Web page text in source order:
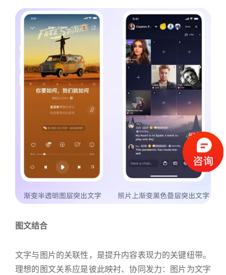
图文结合
文字与图片的关联性，是提升内容表现力的关键纽带。
理想的图文关系应是彼此映衬、协同发力：图片为文字